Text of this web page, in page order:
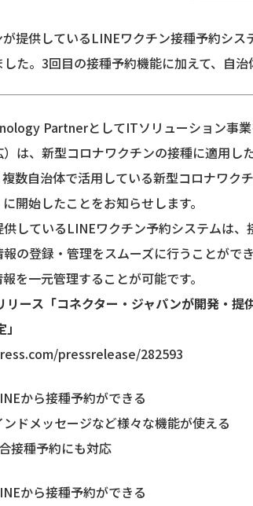
提供しているLINEワクチン接種予約シ
た。3回目の接種予約機能に加えて、自
PartnerとしてITソリューション事
は、新型コロナワクチンの接種に適用
数自治体で活用している新型コロナワ
開始したことをお知らせします。
しているLINEワクチン予約システムは
の登録・管理をスムーズに行うことが
を一元管理することが可能です。
ース「コネクター・ジャパンが開発・
pressrelease/282593
から接種予約ができる
ンドメッセージなど様々な機能が使える
接種予約にも対応
から接種予約ができる